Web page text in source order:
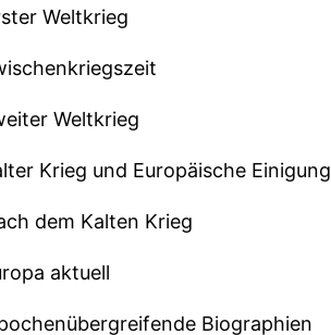
Weltkrieg
Weltkrieg
Krieg und Europäische Einigung
dem Kalten Krieg
aktuell
Biographien